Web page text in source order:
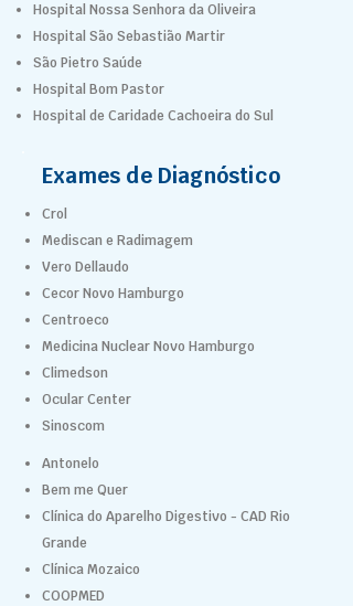
Hospital Nossa Senhora da Oliveira
Hospital São Sebastião Martir
São Pietro Saúde
Hospital Bom Pastor
Hospital de Caridade Cachoeira do Sul
Exames de Diagnóstico
Crol
Mediscan e Radimagem
Vero Dellaudo
Cecor Novo Hamburgo
Centroeco
Medicina Nuclear Novo Hamburgo
Climedson
Ocular Center
Sinoscom
Antonelo
Bem me Quer
Clínica do Aparelho Digestivo - CAD Rio
Grande
Clínica Mozaico
COOPMED